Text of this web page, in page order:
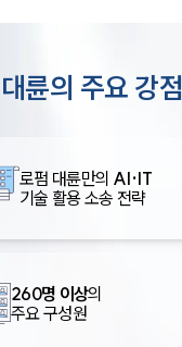
센터소개
대륜의 주요 강점
로펌 대륜만의 AI·IT
기술 활용 소송 전략
260명 이상의
주요 구성원